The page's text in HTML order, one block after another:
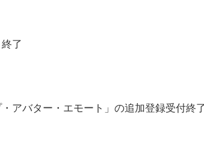
了
アバター・エモート」の追加登録受付終